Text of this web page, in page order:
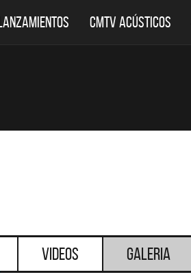
CMTV ACÚSTICOS
Videos Galeria
DESTACADOS